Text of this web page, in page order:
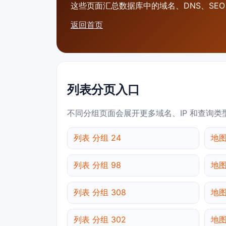
这些页面汇总数据库中的域名、DNS、
返回首页
列表分页入口
不同分组页面会展开更多域名、IP 和查询类
列表 分组 24 地
列表 分组 98 地
列表 分组 308 地
列表 分组 302 地